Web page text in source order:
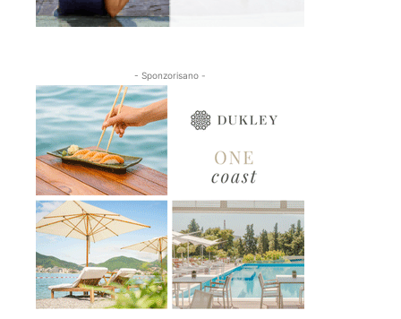
- Sponzorisano -